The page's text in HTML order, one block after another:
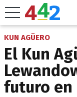
KUN AGÜERO
El Kun
futuro en